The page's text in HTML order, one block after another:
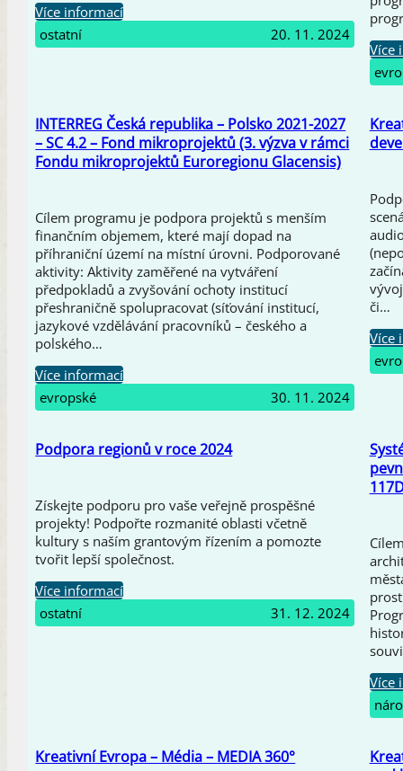
Více informací
ostatní
20. 11. 2024
Více
INTERREG Česká republika – Polsko 2021-2027
– SC 4.2 – Fond mikroprojektů (3. výzva v rámci
Fondu mikroprojektů Euroregionu Glacensis)
Cílem programu je podpora projektů s menším
finančním objemem, které mají dopad na
příhraniční území na místní úrovni. Podporované
aktivity: Aktivity zaměřené na vytváření
předpokladů a zvyšování ochoty institucí
přeshraničně spolupracovat (síťování institucí,
jazykové vzdělávání pracovníků – českého a
polského…
Více informací
evropské
30. 11. 2024
či…
Více
Podpora regionů v roce 2024
Získejte podporu pro vaše veřejně prospěšné
projekty! Podpořte rozmanité oblasti včetně
kultury s naším grantovým řízením a pomozte
tvořit lepší společnost.
Více informací
ostatní
31. 12. 2024
Více
Kreativní Evropa – Média – MEDIA 360°